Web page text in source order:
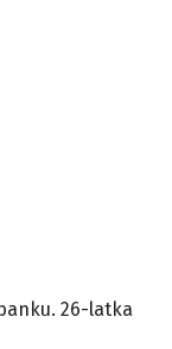
26-latka